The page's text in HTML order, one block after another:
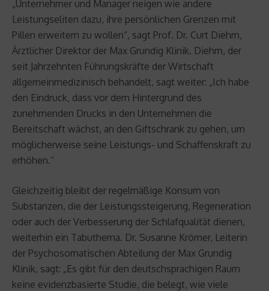
„Unternehmer und Manager neigen wie andere
Leistungseliten dazu, ihre persönlichen Grenzen mit
Pillen erweitern zu wollen“, sagt Prof. Dr. Curt Diehm,
Ärztlicher Direktor der Max Grundig Klinik. Diehm, der
seit Jahrzehnten Führungskräfte der Wirtschaft
allgemeinmedizinisch behandelt, sagt weiter: „Ich habe
den Eindruck, dass vor dem Hintergrund des
zunehmenden Drucks in den Unternehmen die
Bereitschaft wächst, an den Giftschrank zu gehen, um
möglicherweise seine Leistungs- und Schaffenskraft zu
erhöhen.“
Gleichzeitig bleibt der regelmäßige Konsum von
Substanzen, die der Leistungssteigerung, Regeneration
oder auch der Verbesserung der Schlafqualität dienen,
weiterhin ein Tabuthema. Dr. Susanne Krömer, Leiterin
der Psychosomatischen Abteilung der Max Grundig
Klinik, sagt: „Es gibt für den deutschsprachigen Raum
keine evidenzbasierte Studie, die belegt, wie viele